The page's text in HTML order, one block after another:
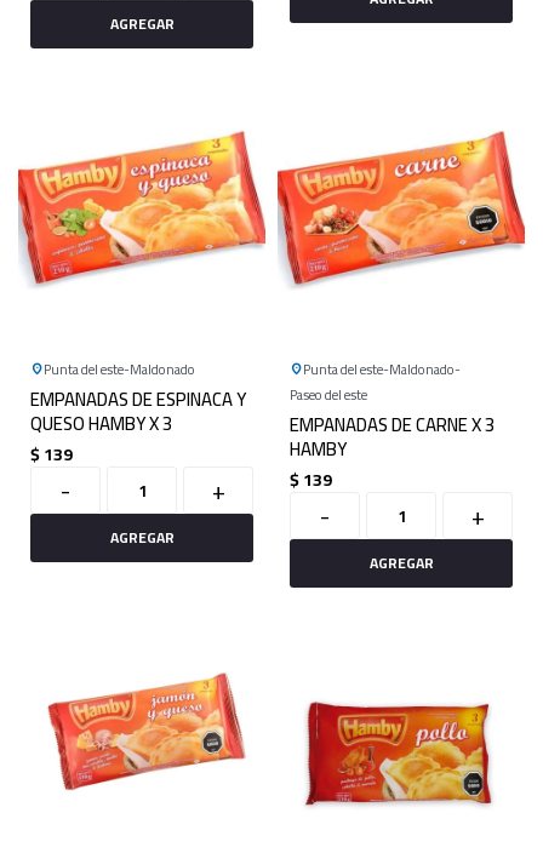
Punta del este Maldonado
EMPANADAS DE ESPINACA Y
QUESO HAMBY X 3
$139
- +
Punta del este Maldonado
Paseo del este
EMPANADAS DE CARNE X 3
HAMBY
$139
- +